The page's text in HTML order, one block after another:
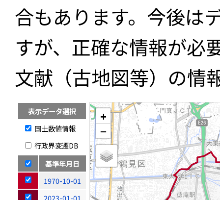
合もあります。今後は
すが、正確な情報が必
文献（古地図等）の情
表示データ選択
国土数値情報
行政界変遷DB
基準年月日
1970-10-01
2023-01-01
+
−